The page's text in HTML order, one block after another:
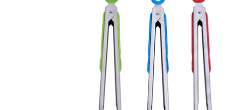
矽膠廚房餐飲